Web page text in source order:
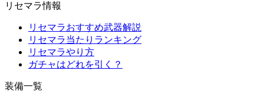
リセマラ情報
リセマラおすすめ武器解説
リセマラ当たりランキング
リセマラやり方
ガチャはどれを引く？
装備一覧